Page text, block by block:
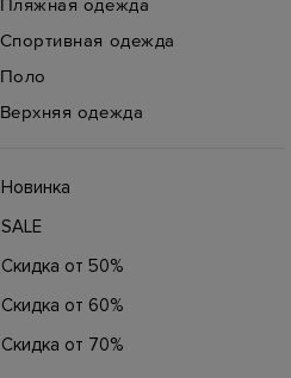
Спортивная одежда
Поло
Верхняя одежда
Новинка
SALE
Скидка от 50%
Скидка от 60%
Скидка от 70%